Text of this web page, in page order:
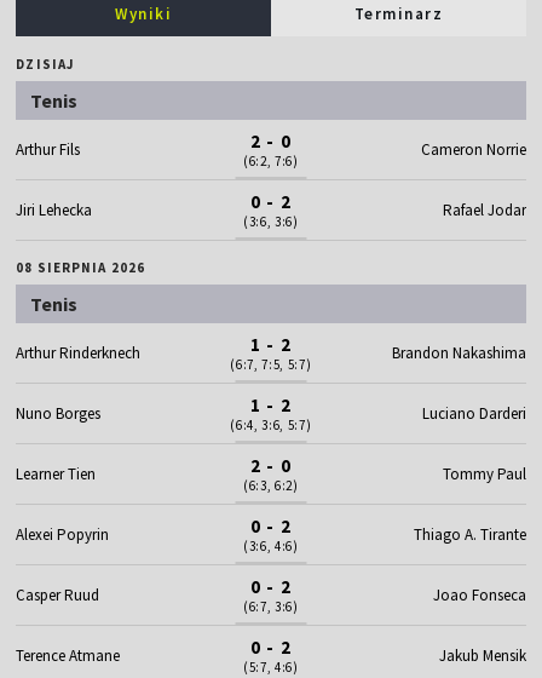
Wyniki Terminarz
DZISIAJ
Tenis
Arthur Fils 2 - 0
(6:2, 7:6)
Cameron Norrie
Jiri Lehecka 0 - 2
(3:6, 3:6)
Rafael Jodar
08 SIERPNIA 2026
Tenis
Arthur Rinderknech 1 - 2
(6:7, 7:5, 5:7)
Brandon Nakashima
Nuno Borges 1 - 2
(6:4, 3:6, 5:7)
Luciano Darderi
Learner Tien 2 - 0
(6:3, 6:2)
Tommy Paul
Alexei Popyrin 0 - 2
(3:6, 4:6)
Thiago A. Tirante
Casper Ruud 0 - 2
(6:7, 3:6)
Joao Fonseca
Terence Atmane 0 - 2
(5:7, 4:6)
Jakub Mensik